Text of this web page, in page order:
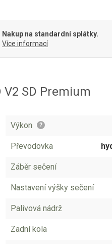
Nakup na standardní splátky.
Více informací
V2 SD Premium
Výkon ?
Převodovka
Záběr sečení
Nastavení výšky sečení
Palivová nádrž
Zadní kola